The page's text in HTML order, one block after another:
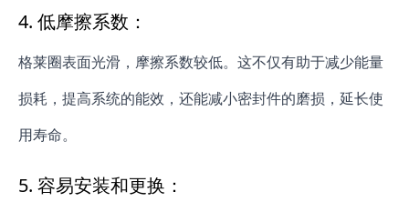
4. 低摩擦系数：
格莱圈表面光滑，摩擦系数较低。这不仅有助于减少能量
损耗，提高系统的能效，还能减小密封件的磨损，延长使
用寿命。
5. 容易安装和更换：